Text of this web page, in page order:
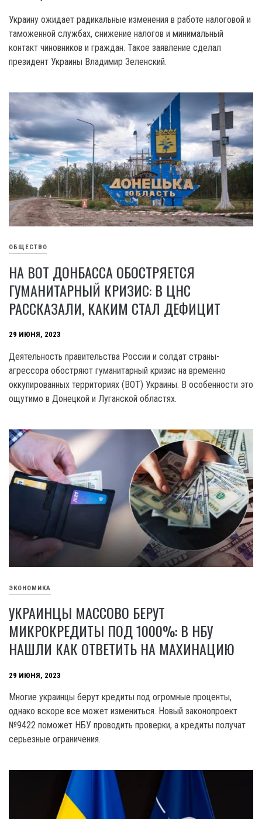
Украину ожидает радикальные изменения в работе налоговой и
таможенной службах, снижение налогов и минимальный
контакт чиновников и граждан. Такое заявление сделал
президент Украины Владимир Зеленский.
ОБЩЕСТВО
НА ВОТ ДОНБАССА ОБОСТРЯЕТСЯ
ГУМАНИТАРНЫЙ КРИЗИС: В ЦНС
РАССКАЗАЛИ, КАКИМ СТАЛ ДЕФИЦИТ
29 ИЮНЯ, 2023
Деятельность правительства России и солдат страны-
агрессора обостряют гуманитарный кризис на временно
оккупированных территориях (BOT) Украины. В особенности это
ощутимо в Донецкой и Луганской областях.
ЭКОНОМИКА
УКРАИНЦЫ МАССОВО БЕРУТ
МИКРОКРЕДИТЫ ПОД 1000%: В НБУ
НАШЛИ КАК ОТВЕТИТЬ НА МАХИНАЦИЮ
29 ИЮНЯ, 2023
Многие украинцы берут кредиты под огромные проценты,
однако вскоре все может измениться. Новый законопроект
№9422 поможет НБУ проводить проверки, а кредиты получат
серьезные ограничения.